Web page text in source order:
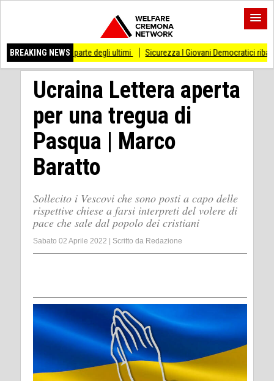
BREAKING NEWS
parte degli ultimi Sicurezza I Giovani Democratici ribattono ai Giovani
Ucraina Lettera aperta
per una tregua di
Pasqua | Marco
Baratto
Sollecito i Vescovi che sono posti a capo delle
rispettive chiese a farsi interpreti del volere di
pace che sale dal popolo dei cristiani
Sabato 02 Aprile 2022 Scritto da Redazione